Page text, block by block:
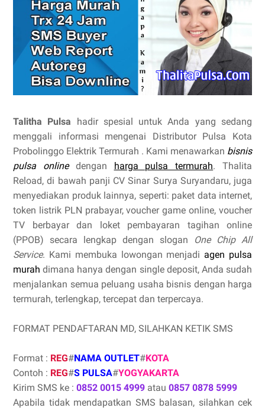
Talitha Pulsa hadir spesial untuk Anda yang sedang
menggali informasi mengenai Distributor Pulsa Kota
Probolinggo Elektrik Termurah . Kami menawarkan bisnis
pulsa onlinedengan harga pulsa termurah. Thalita
Reload, di bawah panji CV Sinar Surya Suryandaru, juga
menyediakan produk lainnya, seperti: paket data internet,
token listrik PLN prabayar, voucher game online, voucher
TV berbayar dan loket pembayaran tagihan online
(PPOB) secara lengkap dengan slogan
One Chip All
Service. Kami membuka lowongan menjadi agen pulsa
murah dimana hanya dengan single deposit, Anda sudah
menjalankan semua peluang usaha bisnis dengan harga
termurah, terlengkap, tercepat dan terpercaya.
FORMAT PENDAFTARAN MD, SILAHKAN KETIK SMS
Format : REG#NAMA OUTLET#KOTA
Contoh : REG#S PULSA#YOGYAKARTA
Kirim SMS ke : 0852 0015 4999 atau 0857 0878 5999
Apabila tidak mendapatkan SMS balasan, silahkan cek